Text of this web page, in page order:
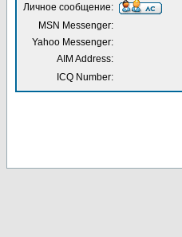
Личное сообщение:
MSN Messenger:
Yahoo Messenger:
AIM Address:
ICQ Number: